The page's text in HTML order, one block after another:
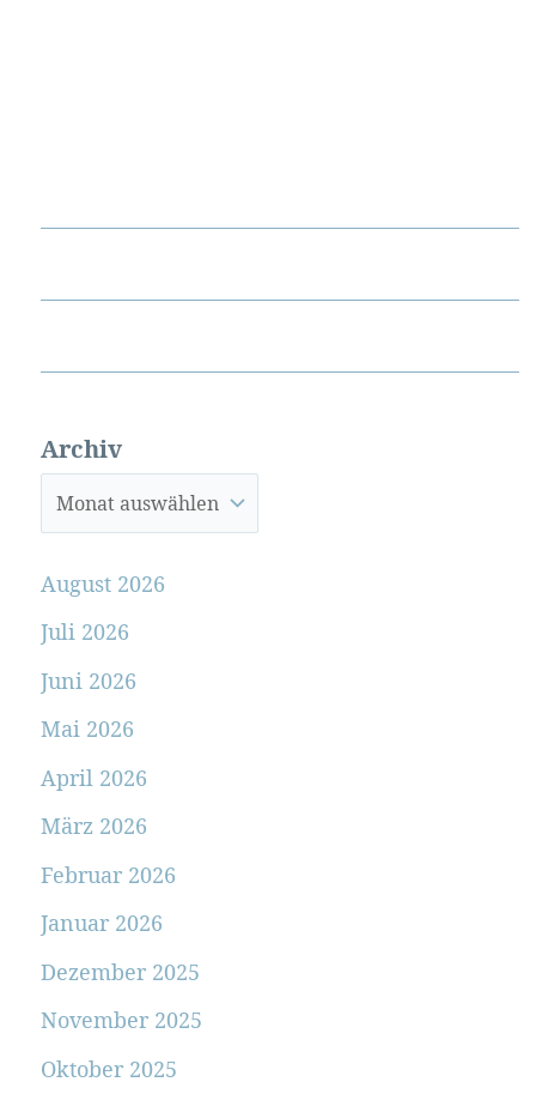
Archiv
August 2026
Juli 2026
Juni 2026
Mai 2026
April 2026
März 2026
Februar 2026
Januar 2026
Dezember 2025
November 2025
Oktober 2025